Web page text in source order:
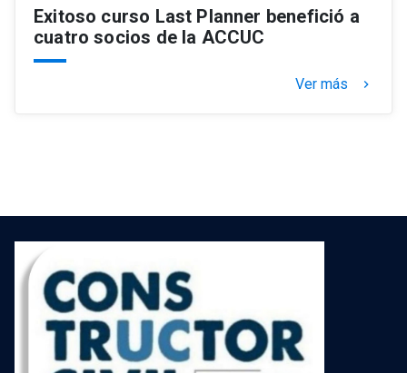
Exitoso curso Last Planner benefició a
cuatro socios de la ACCUC
Ver más keyboard_arrow_right